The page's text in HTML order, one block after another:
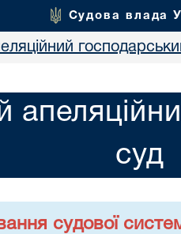
Судова влада
суд
судової